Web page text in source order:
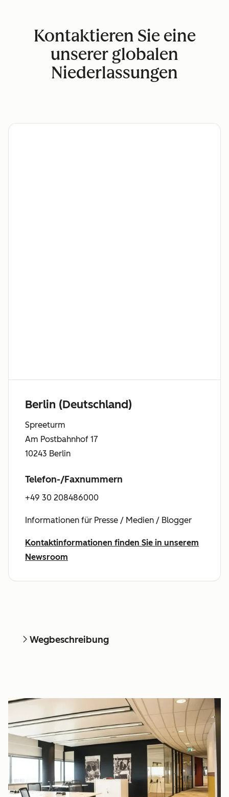
Kontaktieren Sie eine
unserer globalen
Niederlassungen
Berlin (Deutschland)
Spreeturm
Am Postbahnhof 17
10243 Berlin
Telefon-/Faxnummern
+49 30 208486000
Informationen für Presse / Medien / Blogger
Kontaktinformationen finden Sie in unserem
Newsroom
Wegbeschreibung